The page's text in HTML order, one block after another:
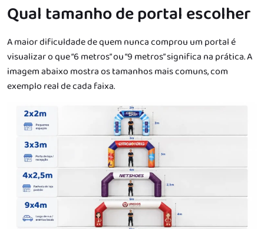
Qual tamanho de portal escolher
A maior dificuldade de quem nunca comprou um portal é
visualizar o que “6 metros” ou “9 metros” significa na prática. A
imagem abaixo mostra os tamanhos mais comuns, com
exemplo real de cada faixa.